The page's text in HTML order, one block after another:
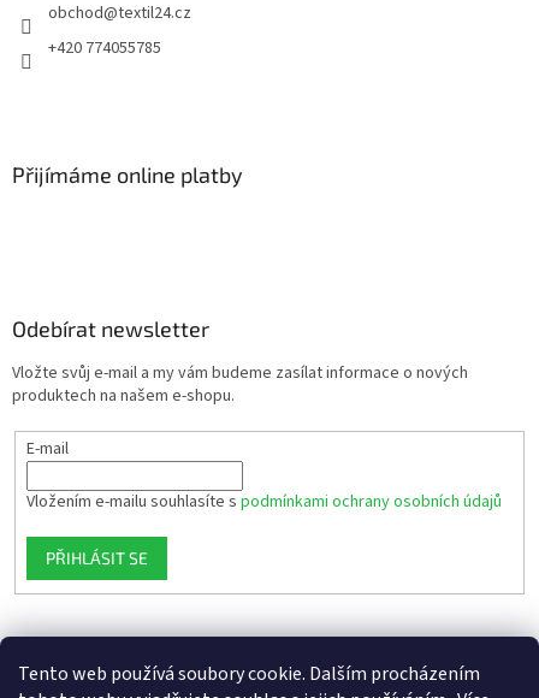
Tento web používá soubory cookie. Dalším procházením
obchod@textil24.cz
+420 774055785
Přijímáme online platby
Odebírat newsletter
Vložte svůj e-mail a my vám budeme zasílat informace o nových
produktech na našem e-shopu.
E-mail
Vložením e-mailu souhlasíte s podmínkami ochrany osobních údajů
PŘIHLÁSIT SE